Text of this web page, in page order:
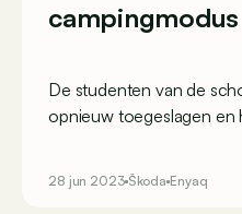
campingmodus
De studenten van de
opnieuw toegeslagen
28 jun 2023 Škoda Enyaq